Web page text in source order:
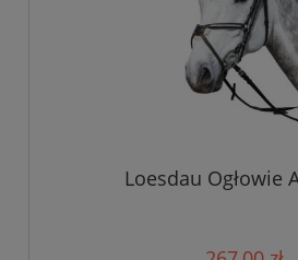
Loesdau Ogłowie